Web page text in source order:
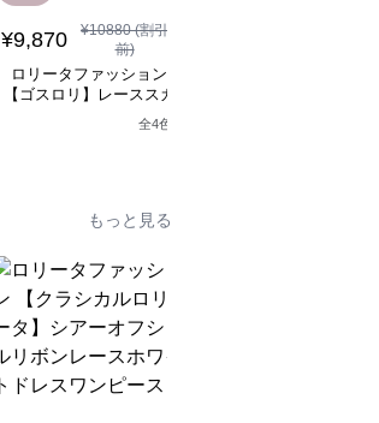
¥9,870 ¥10880(割引
前)
ロリータファッション
【ゴスロリ】レーススカ
ートワンピース~館の庭
全4色
もっと見る